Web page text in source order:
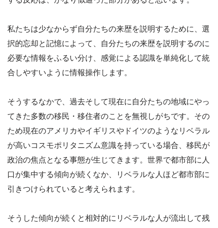
私たちは少なからず自分たちの来歴を説明するために、選
択的忘却と記憶によって、自分たちの来歴を説明するのに
必要な情報をふるい分け、感覚による認識を単純化して統
合しやすいように情報操作します。
そうするなかで、過去そして現在に自分たちの地域にやっ
てきた多数の移民・移住者のことを無視しがちです。その
ため現在のアメリカやイギリスやドイツのようなリベラル
が高いコスモポリタニズム意識を持っている場合、移民が
政治の焦点となる事態が生じてきます。世界で都市部に人
口が集中する傾向が続くなか、リベラルな人ほど都市部に
引きつけられていると考えられます。
そうした傾向が続くと相対的にリベラルな人が流出して残